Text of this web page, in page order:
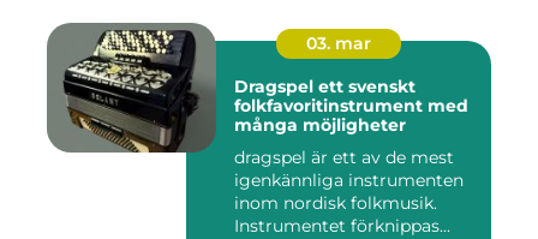
03. mar
Dragspel ett svenskt
folkfavoritinstrument med
många möjligheter
dragspel är ett av de mest
igenkännliga instrumenten
inom nordisk folkmusik.
Instrumentet förknippas...